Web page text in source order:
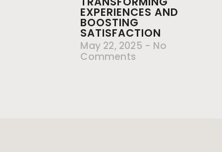
EXPERIENCES AND
BOOSTING
SATISFACTION
May 22, 2025
No
Comments